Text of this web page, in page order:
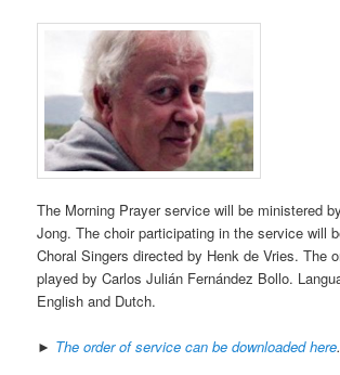
The Morning Prayer service will be ministered
Jong. The choir participating in the service will
Choral Singers directed by Henk de Vries. The
played by Carlos Julián Fernández Bollo.
English and Dutch.
► The order of service can be downloaded here.